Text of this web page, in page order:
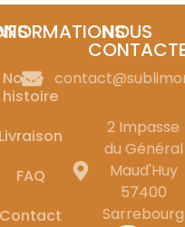
Notre
histoire
Livraison
FAQ
Contact
NOUS
2 Impasse
du Général
Maud'Huy
57400
Sarrebourg